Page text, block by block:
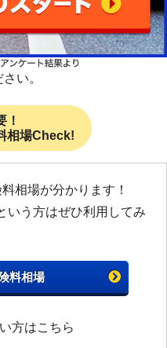
い。
！
相場Check!
相場が分かります！
いう方はぜひ利用してみ
料相場
方はこちら